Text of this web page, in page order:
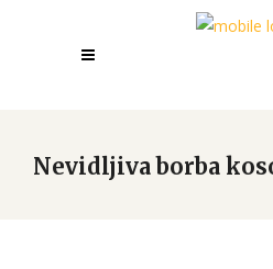
Nevidljiva borba